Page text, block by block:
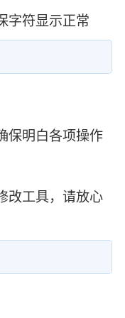
字符显示正常
保明白各项操作
改工具，请放心